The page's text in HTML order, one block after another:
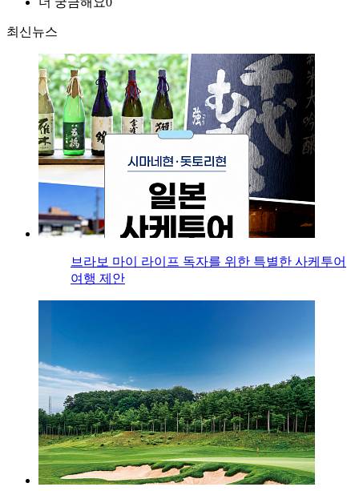
최신뉴스
브라보 마이 라이프 독자를 위한 특별한 사케투어
여행 제안